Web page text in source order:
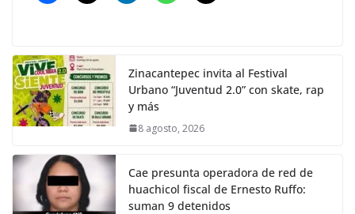
Zinacantepec invita al Festival
Urbano “Juventud 2.0” con skate, rap
y más
8 agosto, 2026
Cae presunta operadora de red de
huachicol fiscal de Ernesto Ruffo:
suman 9 detenidos